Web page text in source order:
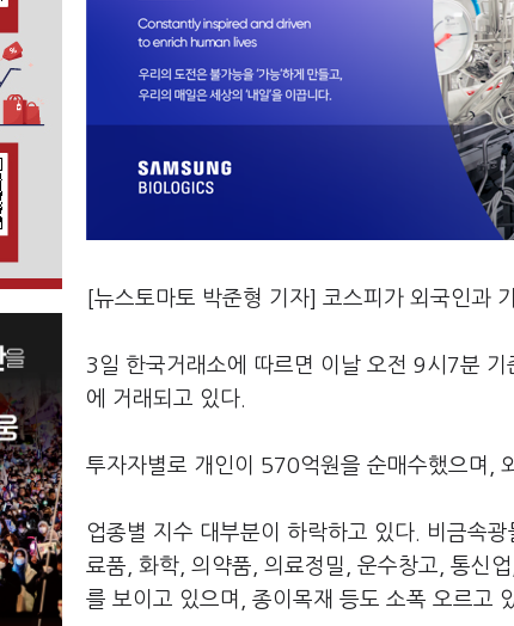
[뉴스토마토 박준형 기자] 코스피가 외국인과
3일 한국거래소에 따르면 이날 오전 9시7분
에 거래되고 있다.
투자자별로 개인이 570억원을 순매수했으며,
업종별 지수 대부분이 하락하고 있다. 비금속
료품, 화학, 의약품, 의료정밀, 운수창고, 통신
를 보이고 있으며, 종이목재 등도 소폭 오르고